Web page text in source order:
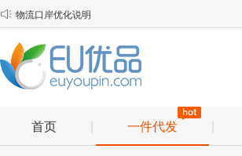
 物流口岸优化说明
EU优品2025年春节放假安排通知
顺丰小包理赔材料
首页 | 一件代发 |